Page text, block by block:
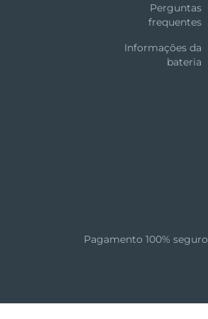
Perguntas
frequentes
Informações da
bateria
Pagamento 100% seguro